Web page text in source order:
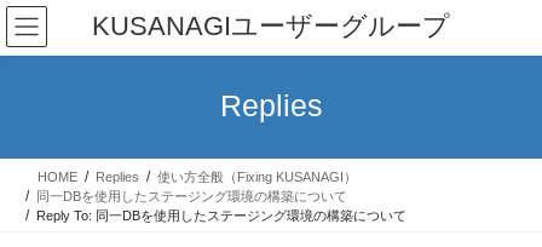
Skip
the
Skip
the
KUSANAGIユーザーグループ
Replies
HOME Replies
使い方全般（Fixing KUSANAGI）
同一DBを使用したステージング環境の構築について
Reply To: 同一DBを使用したステージング環境の構築について